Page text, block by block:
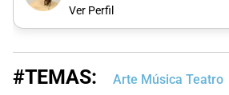
Ver Perfil
#TEMAS: Arte Música Teatro